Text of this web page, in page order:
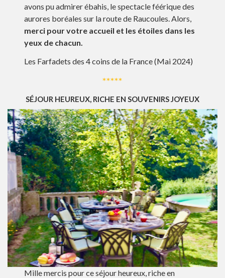
avons pu admirer ébahis, le spectacle féérique des
aurores boréales sur la route de Raucoules. Alors,
merci pour votre accueil et les étoiles dans les
yeux de chacun.
Les Farfadets des 4 coins de la France (Mai 2024)
*****
SÉJOUR HEUREUX, RICHE EN SOUVENIRS JOYEUX
Mille mercis pour ce séjour heureux, riche en